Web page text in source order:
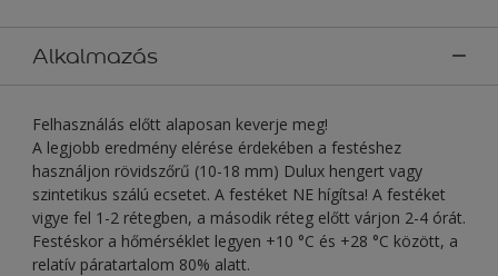
Alkalmazás
Felhasználás előtt alaposan keverje meg!
A legjobb eredmény elérése érdekében a festéshez
használjon rövidszőrű (10-18 mm) Dulux hengert vagy
szintetikus szálú ecsetet. A festéket NE hígítsa! A festéket
vigye fel 1-2 rétegben, a második réteg előtt várjon 2-4 órát.
Festéskor a hőmérséklet legyen +10 °C és +28 °C között, a
relatív páratartalom 80% alatt.